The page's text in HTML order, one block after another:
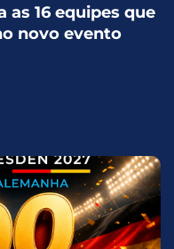
as 16 equipes que
novo evento